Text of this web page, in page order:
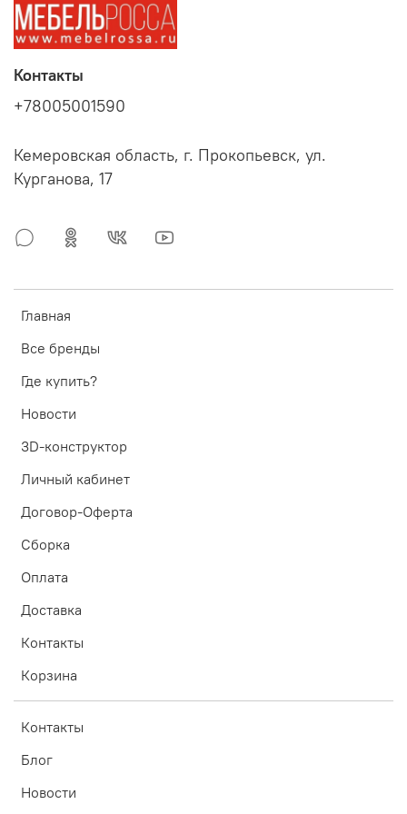
Главная
Все бренды
Где купить?
Новости
3D-конструктор
Личный кабинет
Договор-Оферта
Сборка
Оплата
Доставка
Контакты
Корзина
Контакты
Блог
Новости
Контакты
+78005001590
Кемеровская область, г. Прокопьевск, ул.
Курганова, 17